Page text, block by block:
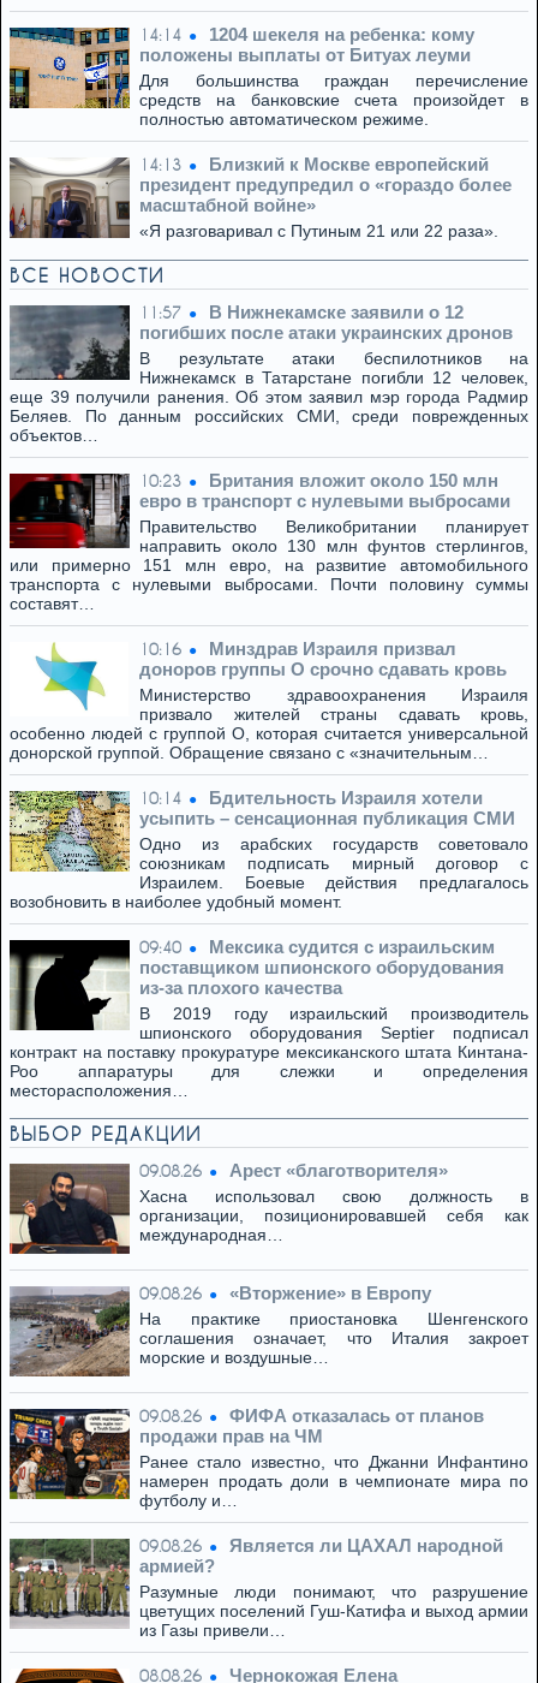
14:14
1204 шекеля на ребенка: кому
положены выплаты от Битуах леуми
Для большинства граждан перечисление
средств на банковские счета произойдет в
полностью автоматическом режиме.
14:13
Близкий к Москве европейский
президент предупредил о «гораздо более
масштабной войне»
«Я разговаривал с Путиным 21 или 22 раза».
ВСЕ НОВОСТИ
11:57
В Нижнекамске заявили о 12
погибших после атаки украинских дронов
В результате атаки беспилотников на
Нижнекамск в Татарстане погибли 12 человек,
еще 39 получили ранения. Об этом заявил мэр города Радмир
Беляев. По данным российских СМИ, среди поврежденных
объектов…
10:23
Британия вложит около 150 млн
евро в транспорт с нулевыми выбросами
Правительство Великобритании планирует
направить около 130 млн фунтов стерлингов,
или примерно 151 млн евро, на развитие автомобильного
транспорта с нулевыми выбросами. Почти половину суммы
составят…
10:16
Минздрав Израиля призвал
доноров группы O срочно сдавать кровь
Министерство здравоохранения Израиля
призвало жителей страны сдавать кровь,
особенно людей с группой O, которая считается универсальной
донорской группой. Обращение связано с «значительным…
10:14
Бдительность Израиля хотели
усыпить – сенсационная публикация СМИ
Одно из арабских государств советовало
союзникам подписать мирный договор с
Израилем. Боевые действия предлагалось
возобновить в наиболее удобный момент.
09:40
Мексика судится с израильским
поставщиком шпионского оборудования
из-за плохого качества
В 2019 году израильский производитель
шпионского оборудования Septier подписал
контракт на поставку прокуратуре мексиканского штата Кинтана-
Роо аппаратуры для слежки и определения
месторасположения…
ВЫБОР РЕДАКЦИИ
09.08.26 Арест «благотворителя»
Хасна использовал свою должность в
организации, позиционировавшей себя как
международная…
09.08.26 «Вторжение» в Европу
На практике приостановка Шенгенского
соглашения означает, что Италия закроет
морские и воздушные…
09.08.26
ФИФА отказалась от планов
продажи прав на ЧМ
Ранее стало известно, что Джанни Инфантино
намерен продать доли в чемпионате мира по
футболу и…
09.08.26
Является ли ЦАХАЛ народной
армией?
Разумные люди понимают, что разрушение
цветущих поселений Гуш-Катифа и выход армии
из Газы привели…
08.08.26 Чернокожая Елена